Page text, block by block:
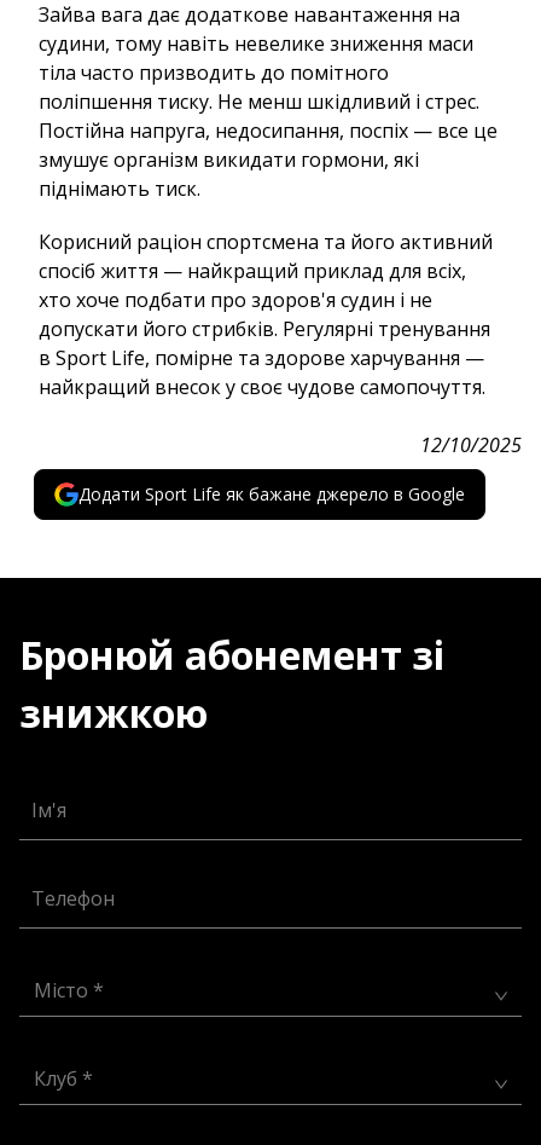
Зайва вага дає додаткове навантаження на
судини, тому навіть невелике зниження маси
тіла часто призводить до помітного
поліпшення тиску. Не менш шкідливий і стрес.
Постійна напруга, недосипання, поспіх — все це
змушує організм викидати гормони, які
піднімають тиск.
Корисний раціон спортсмена та його активний
спосіб життя — найкращий приклад для всіх,
хто хоче подбати про здоров'я судин і не
допускати його стрибків. Регулярні тренування
в Sport Life, помірне та здорове харчування —
найкращий внесок у своє чудове самопочуття.
12/10/2025
Додати Sport Life як бажане джерело в Google
Бронюй абонемент зі
знижкою
Ім'я
Телефон
Місто *
Клуб *